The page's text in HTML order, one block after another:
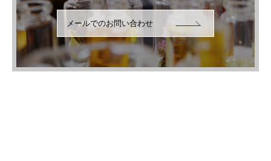
メールでのお問い合わせ